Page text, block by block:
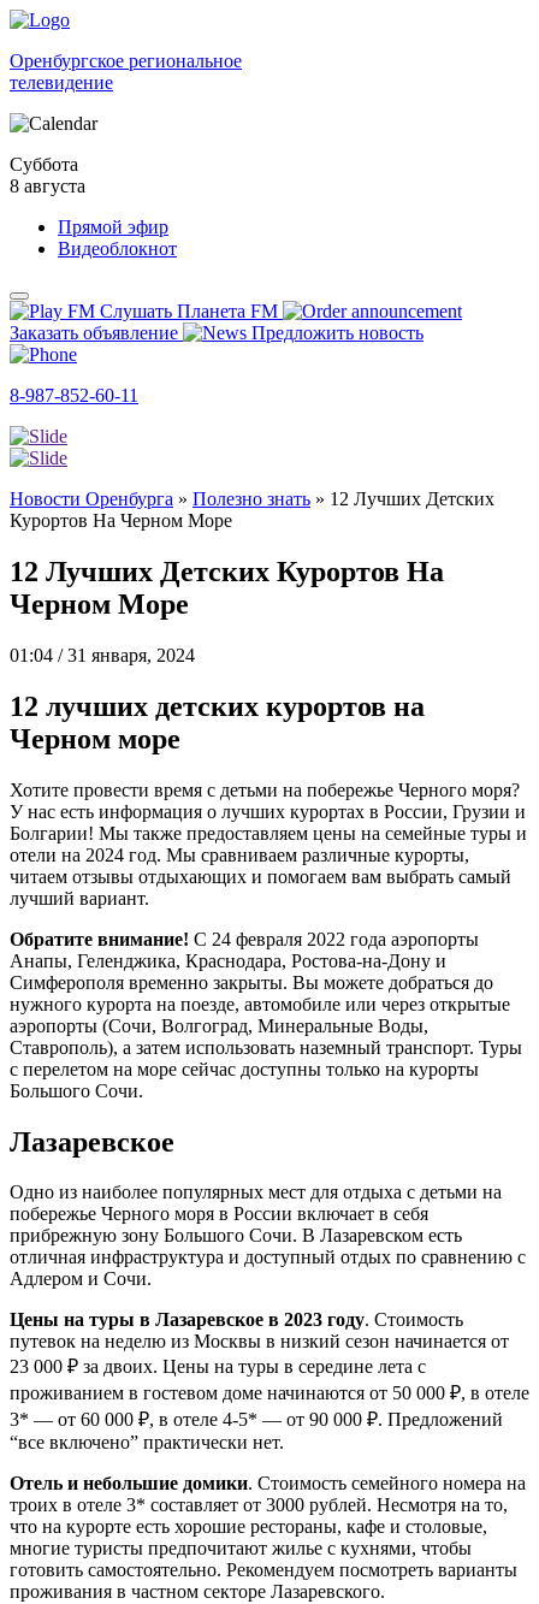
Оренбургское региональное
телевидение
Суббота
8 августа
Прямой эфир
Видеоблокнот
Слушать Планета FM
Заказать объявление
Предложить новость
8-987-852-60-11
Новости Оренбурга » Полезно знать » 12 Лучших Детских
Курортов На Черном Море
12 Лучших Детских Курортов На
Черном Море
01:04 / 31 января, 2024
12 лучших детских курортов на
Черном море
Хотите провести время с детьми на побережье Черного моря?
У нас есть информация о лучших курортах в России, Грузии и
Болгарии! Мы также предоставляем цены на семейные туры и
отели на 2024 год. Мы сравниваем различные курорты,
читаем отзывы отдыхающих и помогаем вам выбрать самый
лучший вариант.
Обратите внимание! С 24 февраля 2022 года аэропорты
Анапы, Геленджика, Краснодара, Ростова-на-Дону и
Симферополя временно закрыты. Вы можете добраться до
нужного курорта на поезде, автомобиле или через открытые
аэропорты (Сочи, Волгоград, Минеральные Воды,
Ставрополь), а затем использовать наземный транспорт. Туры
с перелетом на море сейчас доступны только на курорты
Большого Сочи.
Лазаревское
Одно из наиболее популярных мест для отдыха с детьми на
побережье Черного моря в России включает в себя
прибрежную зону Большого Сочи. В Лазаревском есть
отличная инфраструктура и доступный отдых по сравнению с
Адлером и Сочи.
Цены на туры в Лазаревское в 2023 году. Стоимость
путевок на неделю из Москвы в низкий сезон начинается от
23 000 ₽ за двоих. Цены на туры в середине лета с
проживанием в гостевом доме начинаются от 50 000 ₽, в отеле
3* — от 60 000 ₽, в отеле 4-5* — от 90 000 ₽. Предложений
“все включено” практически нет.
Отель и небольшие домики. Стоимость семейного номера на
троих в отеле 3* составляет от 3000 рублей. Несмотря на то,
что на курорте есть хорошие рестораны, кафе и столовые,
многие туристы предпочитают жилье с кухнями, чтобы
готовить самостоятельно. Рекомендуем посмотреть варианты
проживания в частном секторе Лазаревского.